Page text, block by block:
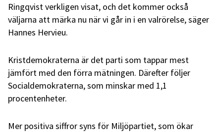
Ringqvist verkligen visat, och det kommer också
väljarna att märka nu när vi går in i en valrörelse, säger
Hannes Hervieu.
Kristdemokraterna är det parti som tappar mest
jämfört med den förra mätningen. Därefter följer
Socialdemokraterna, som minskar med 1,1
procentenheter.
Mer positiva siffror syns för Miljöpartiet, som ökar